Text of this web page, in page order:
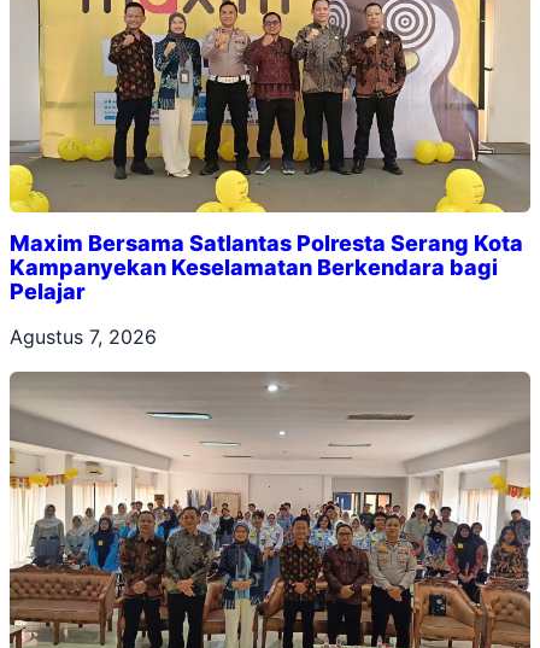
Maxim Bersama Satlantas Polresta Serang Kota
Kampanyekan Keselamatan Berkendara bagi
Pelajar
Agustus 7, 2026